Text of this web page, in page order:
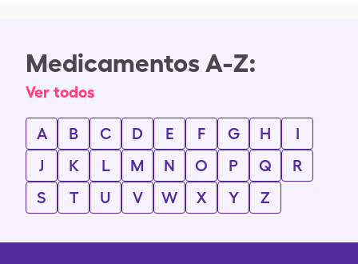
Medicamentos A-Z:
Ver todos
A B C D E F G H
I
J
K L M N O P Q
R
S
T U V W X Y Z